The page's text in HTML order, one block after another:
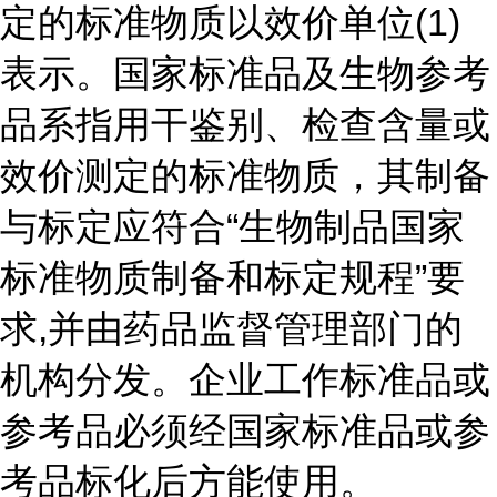
定的标准物质以效价单位(1)
表示。国家标准品及生物参考
品系指用干鉴别、检查含量或
效价测定的标准物质，其制备
与标定应符合“生物制品国家
标准物质制备和标定规程”要
求,并由药品监督管理部门的
机构分发。企业工作标准品或
参考品必须经国家标准品或参
考品标化后方能使用。